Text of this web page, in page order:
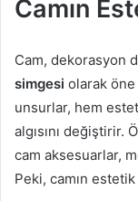
Camın
Cam, dekorasyon
simgesi olarak öne
unsurlar, hem
algısını değiştirir.
cam aksesuarlar,
Peki, camın estetik